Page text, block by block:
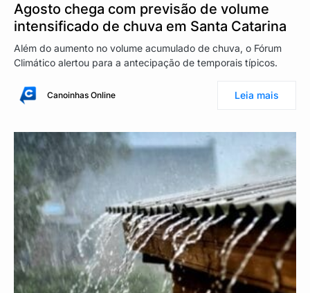
Agosto chega com previsão de volume
intensificado de chuva em Santa Catarina
Além do aumento no volume acumulado de chuva, o Fórum
Climático alertou para a antecipação de temporais típicos.
Canoinhas Online Leia mais